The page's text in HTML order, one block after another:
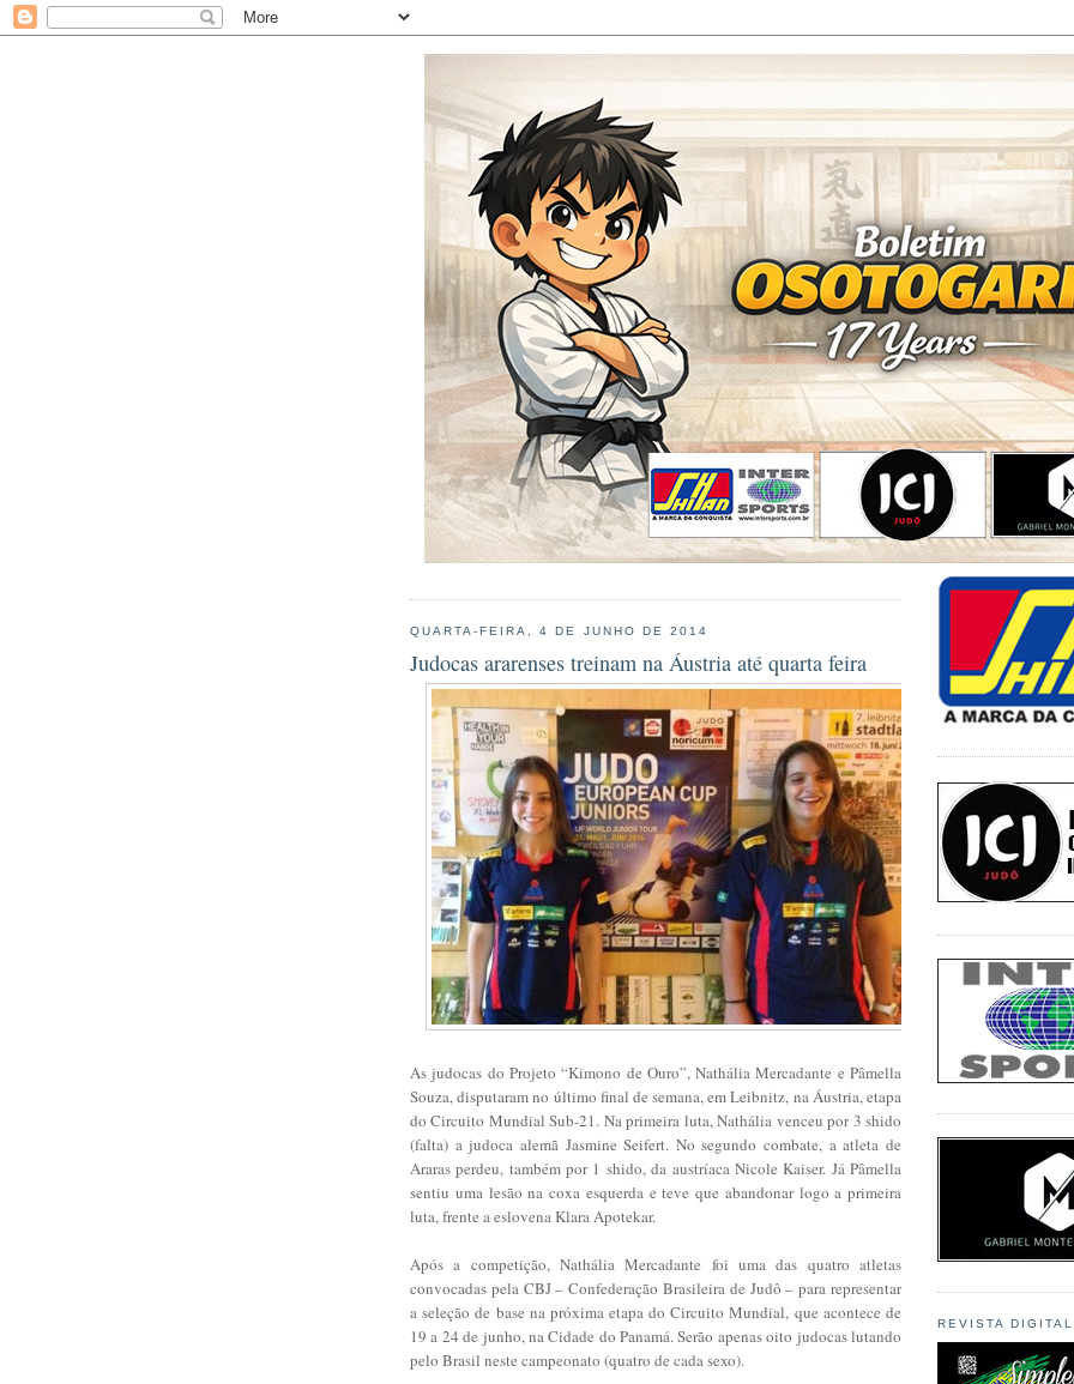
QUARTA-FEIRA, 4 DE JUNHO DE 2014
Judocas ararenses treinam na Áustria até quarta feira
As judocas do Projeto “Kimono de Ouro”, Nathália Mercadante e Pâmella
Souza, disputaram no último final de semana, em Leibnitz, na Áustria, etapa
do Circuito Mundial Sub-21. Na primeira luta, Nathália venceu por 3 shido
(falta) a judoca alemã Jasmine Seifert. No segundo combate, a atleta de
Araras perdeu, também por 1 shido, da austríaca Nicole Kaiser. Já Pâmella
sentiu uma lesão na coxa esquerda e teve que abandonar logo a primeira
luta, frente a eslovena Klara Apotekar.
Após a competição, Nathália Mercadante foi uma das quatro atletas
convocadas pela CBJ – Confederação Brasileira de Judô – para representar
a seleção de base na próxima etapa do Circuito Mundial, que acontece de
19 a 24 de junho, na Cidade do Panamá. Serão apenas oito judocas lutando
pelo Brasil neste campeonato (quatro de cada sexo).
REVISTA